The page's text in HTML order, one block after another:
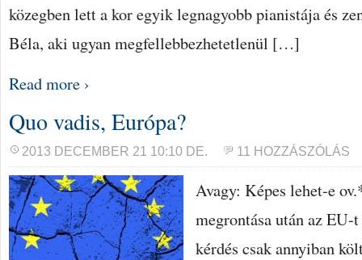
közegben lett a kor egyik legnagyobb pianistája és
Béla, aki ugyan megfellebbezhetetlenül […]
Read more ›
Quo vadis, Európa?
2013 DECEMBER 21 10:10 DE. 11 HOZZÁSZÓLÁS
Avagy: Képes lehet-e
megrontása után az
kérdés csak annyiban